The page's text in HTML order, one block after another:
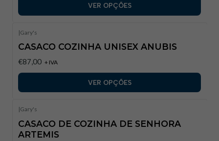
VER OPÇÕES
|Gary's
CASACO COZINHA UNISEX ANUBIS
€87,00 + IVA
VER OPÇÕES
|Gary's
CASACO DE COZINHA DE SENHORA
ARTEMIS